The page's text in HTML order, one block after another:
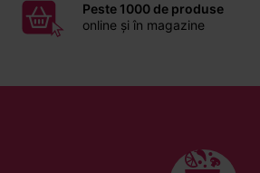
Peste 1000 de produse
online și în magazine